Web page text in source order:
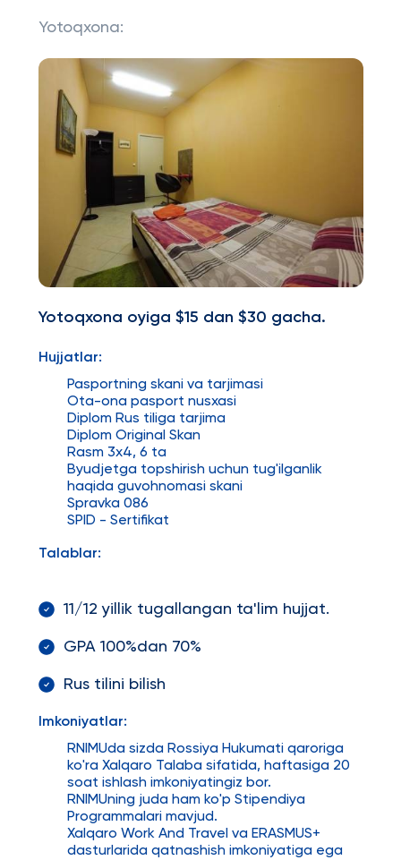
Yotoqxona:
Yotoqxona oyiga $15 dan $30 gacha.
Hujjatlar:
Pasportning skani va tarjimasi
Ota-ona pasport nusxasi
Diplom Rus tiliga tarjima
Diplom Original Skan
Rasm 3x4, 6 ta
Byudjetga topshirish uchun tug'ilganlik
haqida guvohnomasi skani
Spravka 086
SPID - Sertifikat
Talablar:
11/12 yillik tugallangan ta'lim hujjat.
GPA 100%dan 70%
Rus tilini bilish
Imkoniyatlar:
RNIMUda sizda Rossiya Hukumati qaroriga
ko'ra Xalqaro Talaba sifatida, haftasiga 20
soat ishlash imkoniyatingiz bor.
RNIMUning juda ham ko'p Stipendiya
Programmalari mavjud.
Xalqaro Work And Travel va ERASMUS+
dasturlarida qatnashish imkoniyatiga ega